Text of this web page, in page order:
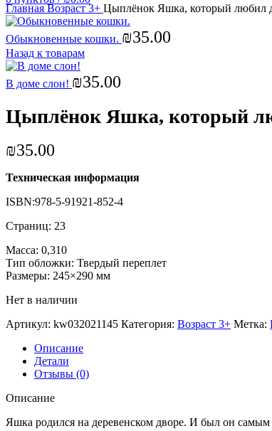
ГлавнаяВозраст 3+ Цыплёнок Яшка, который любил
Обыкновенные кошки. ₪35.00
Назад к товарам
В доме слон! ₪35.00
Цыплёнок Яшка, который
₪35.00
Техническая информация
ISBN:978-5-91921-852-4
Страниц: 23
Масса: 0,310
Тип обложки: Твердый переплет
Размеры: 245×290 мм
Нет в наличии
Артикул: kw032021145 Категория: Возраст 3+ Метка:
Описание
Детали
Отзывы (0)
Описание
Яшка родился на деревенском дворе. И был он самым